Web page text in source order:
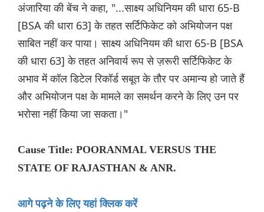
अंजारिया की बेंच ने कहा, "...साक्ष्य अधिनियम की धारा 65-B
[BSA की धारा 63] के तहत सर्टिफिकेट को अभियोजन पक्ष
साबित नहीं कर पाया। साक्ष्य अधिनियम की धारा 65-B [BSA
की धारा 63] के तहत अनिवार्य रूप से ज़रूरी सर्टिफिकेट के
अभाव में कॉल डिटेल रिकॉर्ड सबूत के तौर पर अमान्य हो जाते हैं
और अभियोजन पक्ष के मामले का समर्थन करने के लिए उन पर
भरोसा नहीं किया जा सकता।"
Cause Title: POORANMAL VERSUS THE
STATE OF RAJASTHAN & ANR.
आगे पढ़ने के लिए यहां क्लिक करें